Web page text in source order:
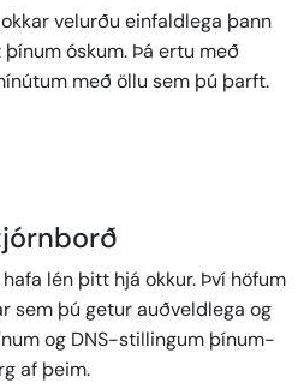
velurðu einfaldlega þann
óskum. Þá ertu með
með öllu sem þú þarft.
lén þitt hjá okkur. Því höfum
sem þú getur auðveldlega og
og DNS-stillingum þínum-
af þeim.